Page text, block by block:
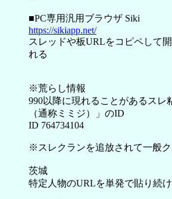
■PC専用汎用ブラウザ Siki
https://sikiapp.net/
スレッドや板URLをコピペして
れる
※荒らし情報
990以降に現れることがあるスレ
（通称ミミジ）」のID
ID 764734104
※スレクランを追放されて一般
茨城
特定人物のURLを単発で貼り続